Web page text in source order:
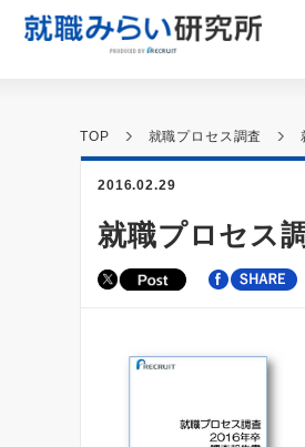
TOP 就職プロセス調査
2016.02.29
就職プロセス